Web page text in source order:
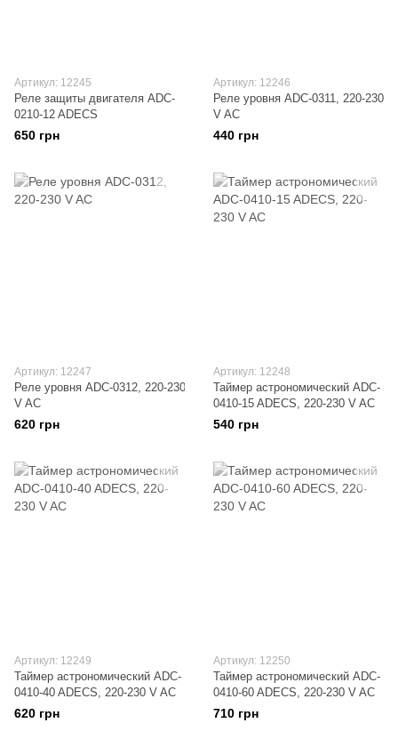
Артикул: 12245
Реле защиты двигателя ADC-
0210-12 ADECS
650 грн
Артикул: 12246
Реле уровня ADC-0311, 220-230
V AC
440 грн
Артикул: 12247
Реле уровня ADC-0312, 220-230
V AC
620 грн
Артикул: 12248
Таймер астрономический ADC-
0410-15 ADECS, 220-230 V AC
540 грн
Артикул: 12249
Таймер астрономический ADC-
0410-40 ADECS, 220-230 V AC
620 грн
Артикул: 12250
Таймер астрономический ADC-
0410-60 ADECS, 220-230 V AC
710 грн